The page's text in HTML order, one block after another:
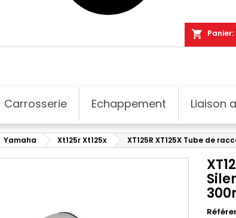
shopping_cart Panier:
Carrosserie Echappement Liaison
Yamaha Xt125r Xt125x XT125R XT125X Tube de